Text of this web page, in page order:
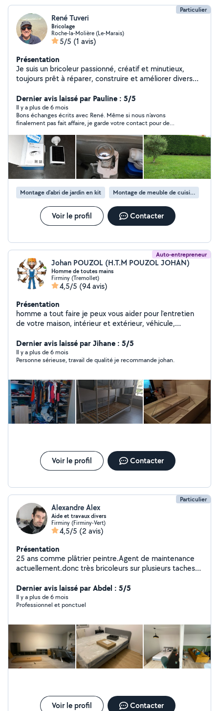
Particulier
René Tuveri
Bricolage
Roche-la-Molière (Le-Marais)
5/5 (1 avis)
Présentation
Je suis un bricoleur passionné, créatif et minutieux,
toujours prêt à réparer, construire et améliorer divers
Dernier avis laissé par Pauline : 5/5
Il y a plus de 6 mois
Bons échanges écrits avec René. Même si nous n’avons
finalement pas fait affaire, je garde votre contact pour de
Montage d'abri de jardin en kit Montage de meuble de cuisine en kit
Voir le profil Contacter
Auto-entrepreneur
Johan POUZOL (H.T.M POUZOL JOHAN)
Homme de toutes mains
Firminy (Tremollet)
4,5/5 (94 avis)
Présentation
homme a tout faire je peux vous aider pour l'entretien
de votre maison, intérieur et extérieur, véhicule,
demander. Je m'adapte au budget des personnes qui
ont besoin.
Dernier avis laissé par Jihane : 5/5
Il y a plus de 6 mois
Personne sérieuse, travail de qualité je recommande johan.
Voir le profil Contacter
Particulier
Alexandre Alex
Aide et travaux divers
Firminy (Firminy-Vert)
4,5/5 (2 avis)
Présentation
25 ans comme plâtrier peintre.Agent de maintenance
actuellement.donc très bricoleurs sur plusieurs taches
Dernier avis laissé par Abdel : 5/5
Il y a plus de 6 mois
Professionnel et ponctuel
Voir le profil Contacter